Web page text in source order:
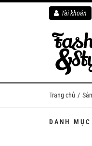
Tài khoản
Trang chủ
DANH